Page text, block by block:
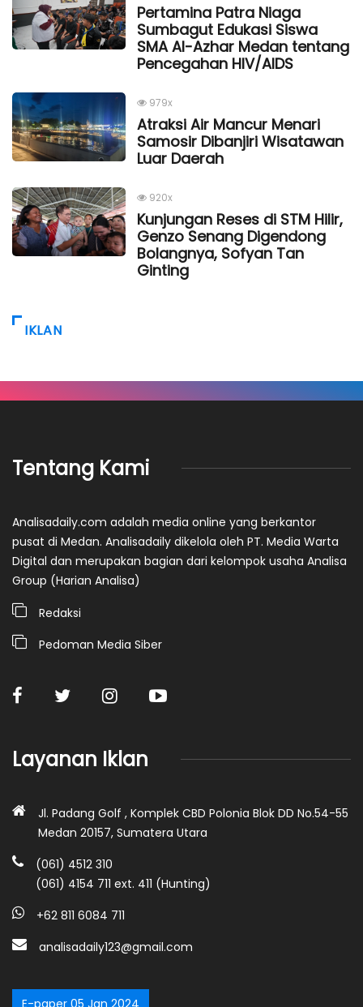
Pertamina Patra Niaga
Sumbagut Edukasi Siswa
SMA Al-Azhar Medan tentang
Pencegahan HIV/AIDS
979x
Atraksi Air Mancur Menari
Samosir Dibanjiri Wisatawan
Luar Daerah
920x
Kunjungan Reses di STM Hilir,
Genzo Senang Digendong
Bolangnya, Sofyan Tan
Ginting
IKLAN
Tentang Kami
Analisadaily.com adalah media online yang berkantor
pusat di Medan. Analisadaily dikelola oleh PT. Media Warta
Digital dan merupakan bagian dari kelompok usaha Analisa
Group (Harian Analisa)
Redaksi
Pedoman Media Siber
Layanan Iklan
Jl. Padang Golf , Komplek CBD Polonia Blok DD No.54-55
Medan 20157, Sumatera Utara
(061) 4512 310
(061) 4154 711 ext. 411 (Hunting)
+62 811 6084 711
analisadaily123@gmail.com
E-paper 05 Jan 2024